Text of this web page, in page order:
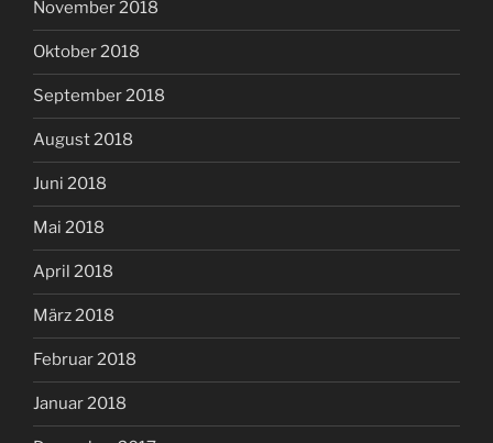
November 2018
Oktober 2018
September 2018
August 2018
Juni 2018
Mai 2018
April 2018
März 2018
Februar 2018
Januar 2018